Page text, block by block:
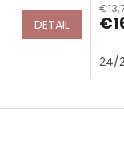
DETAIL
24/